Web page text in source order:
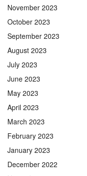
November 2023
October 2023
September 2023
August 2023
July 2023
June 2023
May 2023
April 2023
March 2023
February 2023
January 2023
December 2022